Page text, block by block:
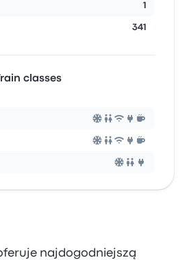
1
341
classes
najdogodniejszą